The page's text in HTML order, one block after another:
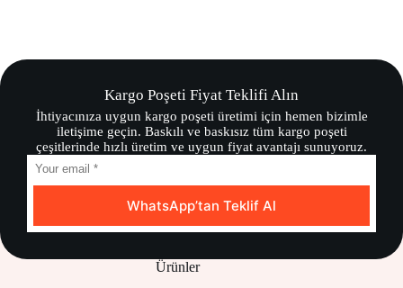
Kargo Poşeti Fiyat Teklifi Alın
İhtiyacınıza uygun kargo poşeti üretimi için hemen bizimle
iletişime geçin. Baskılı ve baskısız tüm kargo poşeti
çeşitlerinde hızlı üretim ve uygun fiyat avantajı sunuyoruz.
WhatsApp’tan Teklif Al
Ürünler